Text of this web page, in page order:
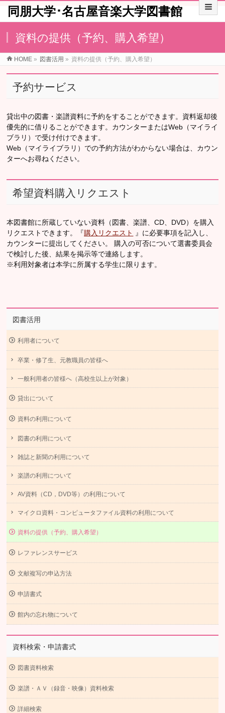
同朋大学･名古屋音楽大学図書館
資料の提供（予約、購入希望）
HOME » 図書活用 » 資料の提供（予約、購入希望）
予約サービス
貸出中の図書・楽譜資料に予約をすることができます。資料返却後
優先的に借りることができます。カウンターまたはWeb（マイライ
ブラリ）で受け付けできます。
Web（マイライブラリ）での予約方法がわからない場合は、カウン
ターへお尋ねください。
希望資料購入リクエスト
本図書館に所蔵していない資料（図書、楽譜、CD、DVD）を購入
リクエストできます。『購入リクエスト
』に必要事項を記入し、
カウンターに提出してください。 購入の可否について選書委員会
で検討した後、結果を掲示等で連絡します。
※利用対象者は本学に所属する学生に限ります。
図書活用
利用者について
卒業・修了生、元教職員の皆様へ
一般利用者の皆様へ（高校生以上が対象）
貸出について
資料の利用について
図書の利用について
雑誌と新聞の利用について
楽譜の利用について
AV資料（CD，DVD等）の利用について
マイクロ資料・コンピュータファイル資料の利用について
資料の提供（予約、購入希望）
レファレンスサービス
文献複写の申込方法
申請書式
館内の忘れ物について
資料検索・申請書式
図書資料検索
楽譜・ＡＶ（録音・映像）資料検索
詳細検索